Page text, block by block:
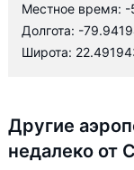
Местное время: -
Долгота: -
Широта:
Другие
недалеко от